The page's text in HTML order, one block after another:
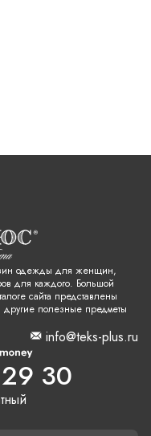
одежды для женщин,
для каждого. Большой
сайта представлены
другие полезные предметы
info@teks-plus.ru
30